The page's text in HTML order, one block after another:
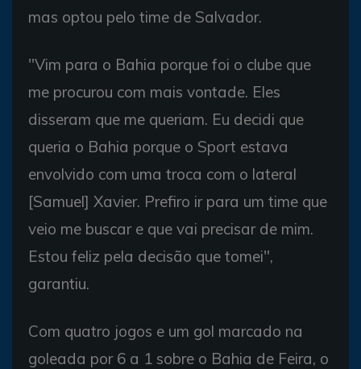
mas optou pelo time de Salvador.
"Vim para o Bahia porque foi o clube que
me procurou com mais vontade. Eles
disseram que me queriam. Eu decidi que
queria o Bahia porque o Sport estava
envolvido com uma troca com o lateral
[Samuel] Xavier. Prefiro ir para um time que
veio me buscar e que vai precisar de mim.
Estou feliz pela decisão que tomei",
garantiu.
Com quatro jogos e um gol marcado na
goleada por 6 a 1 sobre o Bahia de Feira, o